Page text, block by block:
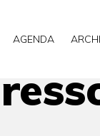
AGENDA